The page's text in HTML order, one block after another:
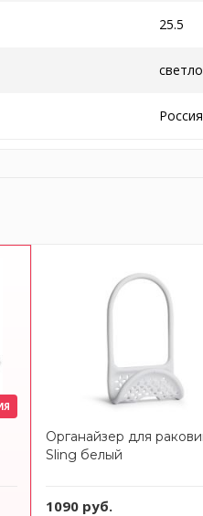
25.5
Россия
Органайзер для
Sling белый
1090 руб.